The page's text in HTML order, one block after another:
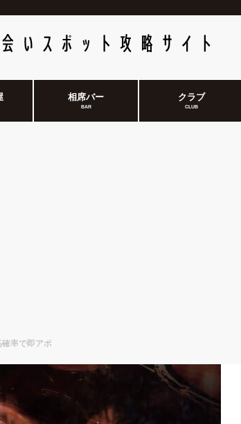
相席バー
BAR
クラブ
CLUB
率で即アポ